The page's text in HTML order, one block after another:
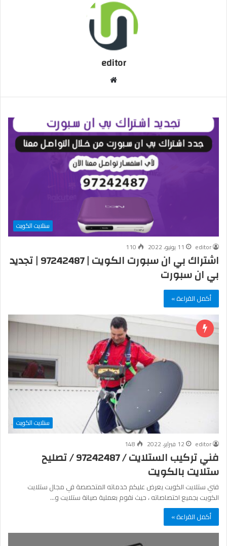
editor
ع
ا
ل
و
ي
ب
ستلايت الكويت
editor
11 يونيو، 2022 110
اشتراك بي ان سبورت الكويت | 97242487 | تجديد
بي ان سبورت
أكمل القراءة »
ستلايت الكويت
editor
12 فبراير، 2022 148
فني تركيب الستلايت / 97242487 / تصليح
ستلايت بالكويت
فني ستلايت الكويت يعرض عليكم خدماته المتخصصة في مجال ستلايت
الكويت بجميع اختصاصاته ، حيث نقوم بعملية صيانة ستلايت و…
أكمل القراءة »